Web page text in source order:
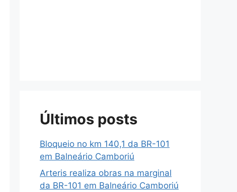
Últimos posts
Bloqueio no km 140,1 da BR-101
em Balneário Camboriú
Arteris realiza obras na marginal
da BR-101 em Balneário Camboriú